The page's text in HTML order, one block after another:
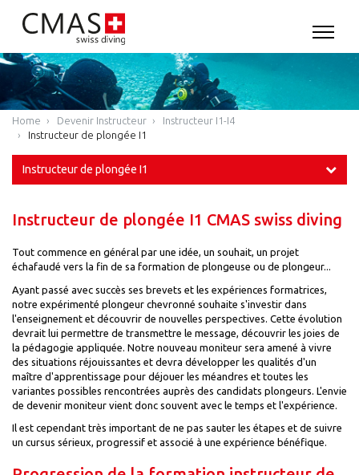
Home Devenir Instructeur
Instructeur I1-I4
Instructeur de plongée I1
Instructeur de plongée I1
Instructeur de plongée I1 CMAS swiss diving
Tout commence en général par une idée, un souhait, un projet
échafaudé vers la fin de sa formation de plongeuse ou de plongeur...
Ayant passé avec succès ses brevets et les expériences formatrices,
notre expérimenté plongeur chevronné souhaite s'investir dans
l'enseignement et découvrir de nouvelles perspectives. Cette évolution
devrait lui permettre de transmettre le message, découvrir les joies de
la pédagogie appliquée. Notre nouveau moniteur sera amené à vivre
des situations réjouissantes et devra développer les qualités d'un
maître d'apprentissage pour déjouer les méandres et toutes les
variantes possibles rencontrées auprès des candidats plongeurs. L'envie
de devenir moniteur vient donc souvent avec le temps et l'expérience.
Il est cependant très important de ne pas sauter les étapes et de suivre
un cursus sérieux, progressif et associé à une expérience bénéfique.